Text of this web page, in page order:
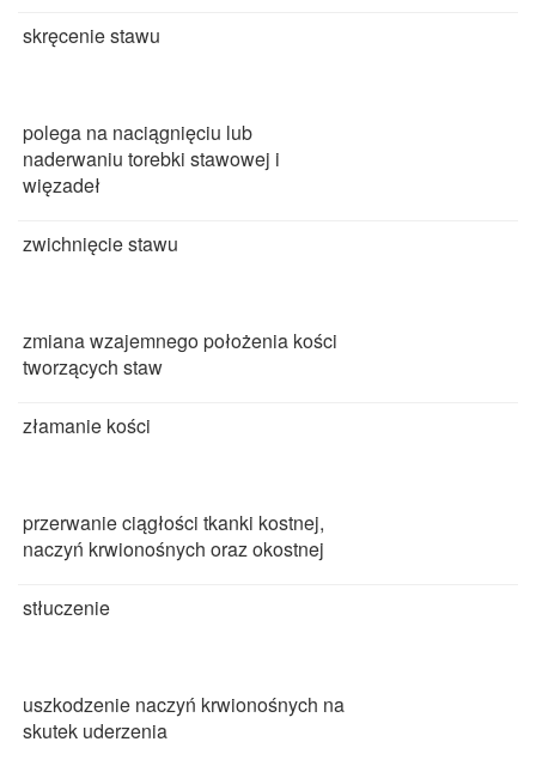
skręcenie stawu
polega na naciągnięciu lub
naderwaniu torebki stawowej i
więzadeł
zwichnięcie stawu
zmiana wzajemnego położenia kości
tworzących staw
złamanie kości
przerwanie ciągłości tkanki kostnej,
naczyń krwionośnych oraz okostnej
stłuczenie
uszkodzenie naczyń krwionośnych na
skutek uderzenia